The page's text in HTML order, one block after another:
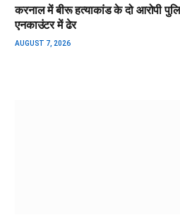
करनाल में बीरू हत्याकांड के दो आरोपी
एनकाउंटर में ढेर
AUGUST 7, 2026